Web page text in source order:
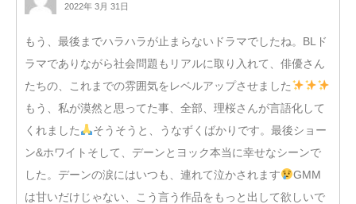
2022年 3月 31日
もう、最後までハラハラが止まらないドラマでしたね。BLド
ラマでありながら社会問題もリアルに取り入れて、俳優さん
たちの、これまでの雰囲気をレベルアップさせました
もう、私が漠然と思ってた事、全部、理桜さんが言語化して
くれました
そうそうと、うなずくばかりです。最後ショー
ン&ホワイトそして、デーンとヨック本当に幸せなシーンで
した。デーンの涙にはいつも、連れて泣かされます
GMM
は甘いだけじゃない、こう言う作品をもっと出して欲しいで